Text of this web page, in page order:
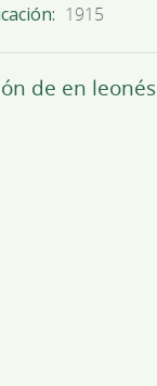
1915
de en leonés